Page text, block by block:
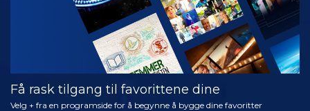
Få rask tilgang til favorittene dine
Velg + fra en programside for å begynne å bygge dine favoritter